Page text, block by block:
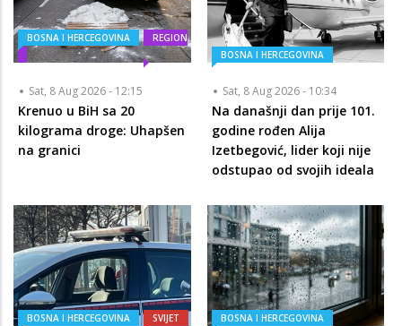
BOSNA I HERCEGOVINA REGION
Sat, 8 Aug 2026 - 12:15
Krenuo u BiH sa 20
kilograma droge: Uhapšen
na granici
BOSNA I HERCEGOVINA
Sat, 8 Aug 2026 - 10:34
Na današnji dan prije 101.
godine rođen Alija
Izetbegović, lider koji nije
odstupao od svojih ideala
BOSNA I HERCEGOVINA SVIJET BOSNA I HERCEGOVINA